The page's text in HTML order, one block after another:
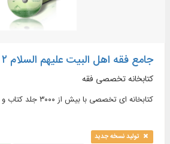
جامع فقه اهل البیت علیهم السلام ۲
کتابخانه تخصصی فقه
کتابخانه ای تخصصی با بیش از ۳۰۰۰ جلد کتاب و رساله فقهی
تولید نسخه جدید